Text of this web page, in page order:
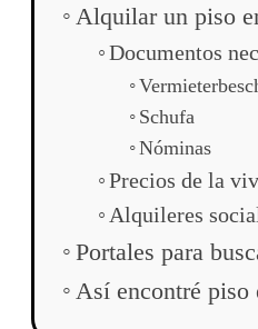
Alquilar un piso
Documentos
Schufa
Nóminas
Precios de la
Alquileres
Portales para
Así encontré piso